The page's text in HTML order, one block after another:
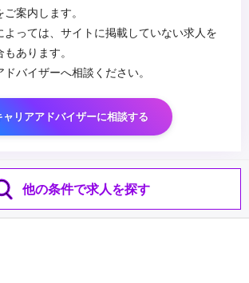
案内します。
よっては、サイトに掲載していない求人を
あります。
バイザーへ相談ください。
ャリアアドバイザーに相談する
他の条件で求人を探す